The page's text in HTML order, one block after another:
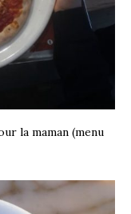
la maman (menu